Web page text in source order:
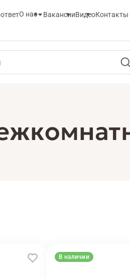
О нас ВакансииВидеоКонтакты
В наличии